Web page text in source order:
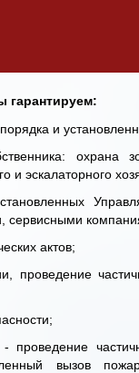
гарантируем:
и
охрана
и эскалаторного
сервисными
актов;
проведение
проведение
вызов